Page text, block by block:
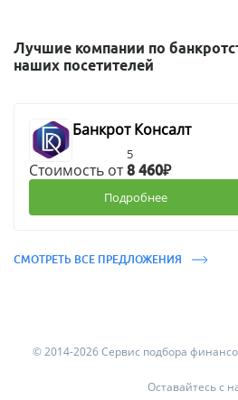
Лучшие компании по
наших посетителей
Банкрот Консалт
5
Стоимость от8 460₽
Подробнее
СМОТРЕТЬ ВСЕ ПРЕДЛОЖЕНИЯ
© 2014-2026 Сервис подбора
Оставайтесь с